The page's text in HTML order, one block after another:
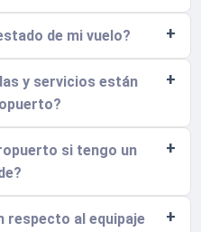
de mi vuelo?
y servicios están
si tengo un
respecto al equipaje